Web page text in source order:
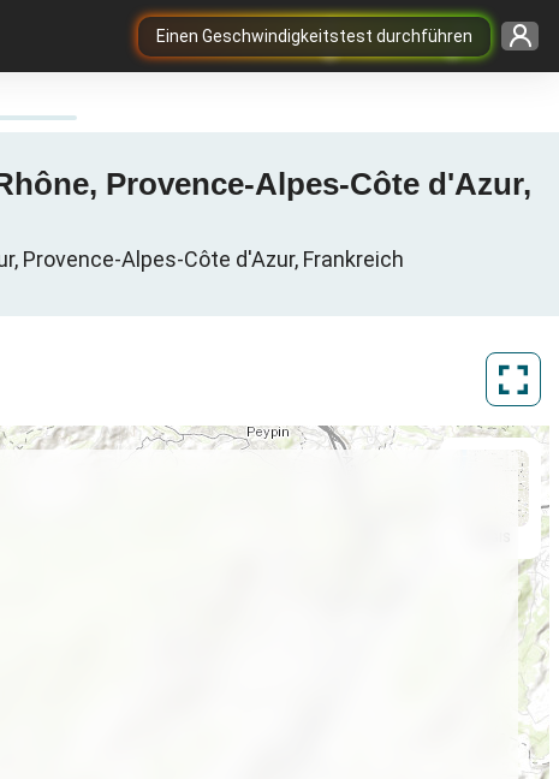
Einen Geschwindigkeitstest durchführen
Provence-Alpes-Côte d'Azur,
Provence-Alpes-Côte d'Azur, Frankreich